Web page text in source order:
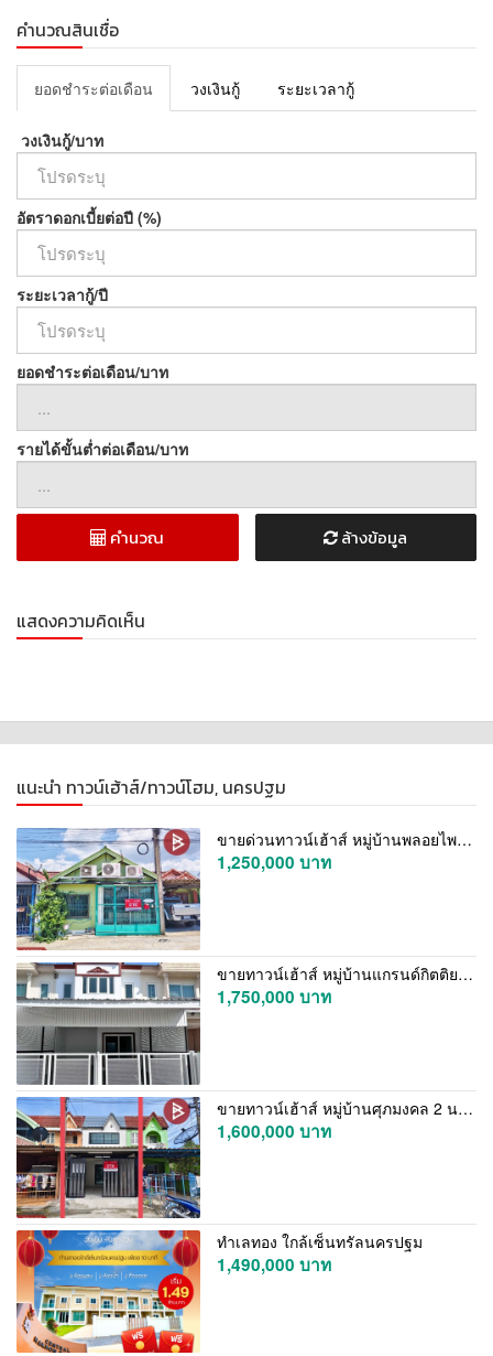
คำนวณสินเชื่อ
ยอดชำระต่อเดือน วงเงินกู้ ระยะเวลากู้
วงเงินกู้/บาท
อัตราดอกเบี้ยต่อปี (%)
ระยะเวลากู้/ปี
ยอดชำระต่อเดือน/บาท
รายได้ขั้นต่ำต่อเดือน/บาท
คำนวณ ล้างข้อมูล
แสดงความคิดเห็น
แนะนำ ทาวน์เฮ้าส์/ทาวน์โฮม, นครปฐม
ขายด่วนทาวน์เฮ้าส์ หมู่บ้านพลอยไพลิน นครปฐม
1,250,000 บาท
ขายทาวน์เฮ้าส์ หมู่บ้านแกรนด์กิตติยา พุทธมณฑลสาย 4-ศาลายา นครปฐม
1,750,000 บาท
ขายทาวน์เฮ้าส์ หมู่บ้านศุภมงคล 2 นครปฐม รีโนเวทใหม่
1,600,000 บาท
ทำเลทอง ใกล้เซ็นทรัลนครปฐม
1,490,000 บาท